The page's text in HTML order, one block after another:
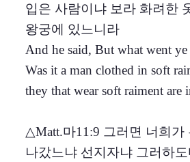
입은 사람이냐 보라 화려한
왕궁에 있느니라
And he said, But what went ye
Was it a man clothed in soft
they that wear soft raiment are
△Matt.마11:9 그러면 너희가
나갔느냐 선지자냐 그러하